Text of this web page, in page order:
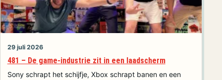
29 juli 2026
481 – De game-industrie zit in een laadscherm
Sony schrapt het schijfje, Xbox schrapt banen en een